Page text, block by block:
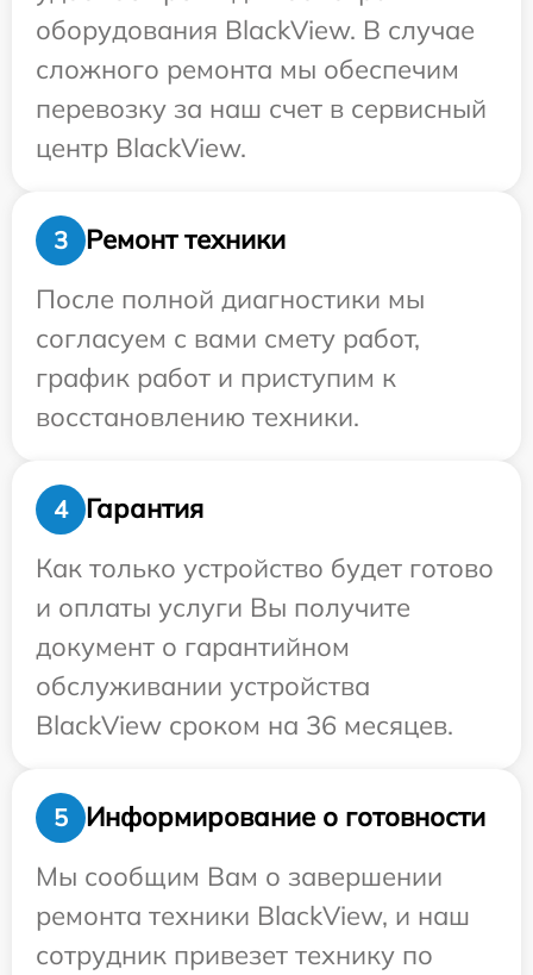
оборудования BlackView. В случае
сложного ремонта мы обеспечим
перевозку за наш счет в сервисный
центр BlackView.
3
Ремонт техники
После полной диагностики мы
согласуем с вами смету работ,
график работ и приступим к
восстановлению техники.
4
Гарантия
Как только устройство будет готово
и оплаты услуги Вы получите
документ о гарантийном
обслуживании устройства
BlackView сроком на 36 месяцев.
5
Информирование о готовности
Мы сообщим Вам о завершении
ремонта техники BlackView, и наш
сотрудник привезет технику по